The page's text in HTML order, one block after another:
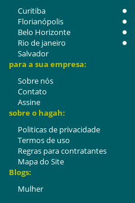
Curitiba
Florianópolis
Belo Horizonte
Rio de janeiro
Salvador
para a sua empresa:
Sobre nós
Contato
Assine
sobre o hagah:
Politicas de privacidade
Termos de uso
Regras para contratantes
Mapa do Site
Blogs:
Mulher